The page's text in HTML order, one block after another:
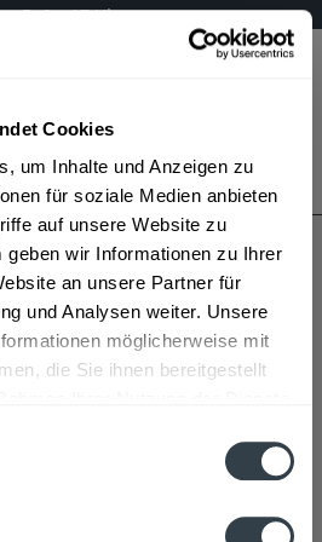
Cookies
um Inhalte und Anzeigen zu
für soziale Medien anbieten
auf unsere Website zu
geben wir Informationen zu Ihrer
an unsere Partner für
und Analysen weiter. Unsere
möglicherweise mit
die Sie ihnen bereitgestellt
– Fr 9 – 17 Uhr
Bestellung widerrufen
Es gilt unsere Datenschutzerklärung
in den folgenden Regionen,
Gebieten geliefert